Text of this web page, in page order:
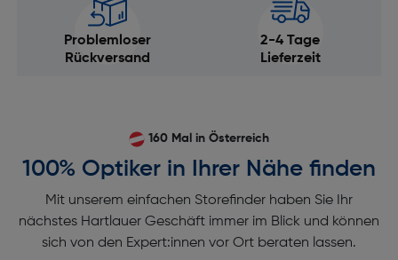
Problemloser
Rückversand
2-4 Tage
Lieferzeit
160 Mal in Österreich
100% Optiker in Ihrer Nähe finden
Mit unserem einfachen Storefinder haben Sie Ihr
nächstes Hartlauer Geschäft immer im Blick und können
sich von den Expert:innen vor Ort beraten lassen.